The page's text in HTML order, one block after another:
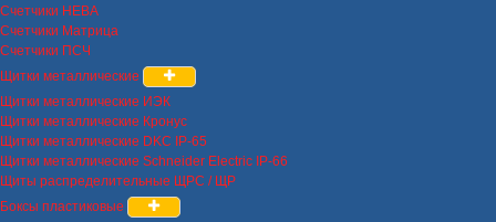
Счетчики НЕВА
Счетчики Матрица
Счетчики ПСЧ
Щитки металлические
Щитки металлические ИЭК
Щитки металлические Кронус
Щитки металлические DKC IP-65
Щитки металлические Schneider Electric IP-66
Щиты распределительные ЩРС / ЩР
Боксы пластиковые